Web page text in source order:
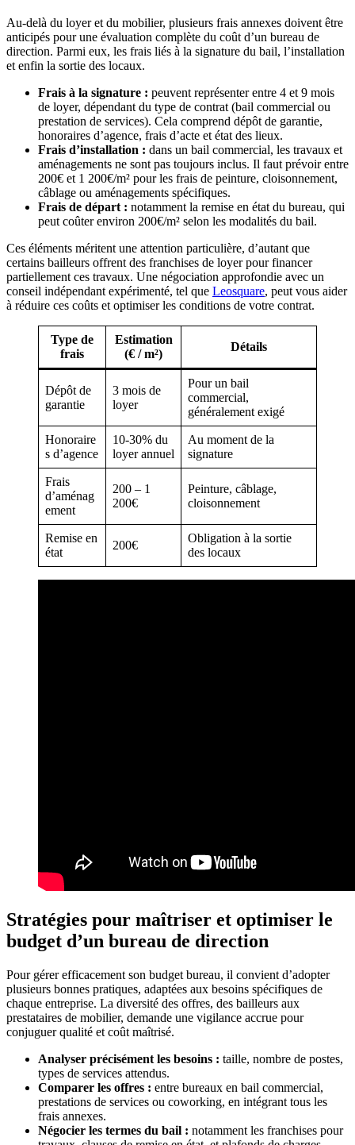
Au-delà du loyer et du mobilier, plusieurs frais annexes doivent être
anticipés pour une évaluation complète du coût d’un bureau de
direction. Parmi eux, les frais liés à la signature du bail, l’installation
et enfin la sortie des locaux.
Frais à la signature : peuvent représenter entre 4 et 9 mois
de loyer, dépendant du type de contrat (bail commercial ou
prestation de services). Cela comprend dépôt de garantie,
honoraires d’agence, frais d’acte et état des lieux.
Frais d’installation : dans un bail commercial, les travaux et
aménagements ne sont pas toujours inclus. Il faut prévoir entre
200€ et 1 200€/m² pour les frais de peinture, cloisonnement,
câblage ou aménagements spécifiques.
Frais de départ : notamment la remise en état du bureau, qui
peut coûter environ 200€/m² selon les modalités du bail.
Ces éléments méritent une attention particulière, d’autant que
certains bailleurs offrent des franchises de loyer pour financer
partiellement ces travaux. Une négociation approfondie avec un
conseil indépendant expérimenté, tel que Leosquare, peut vous aider
à réduire ces coûts et optimiser les conditions de votre contrat.
Type de
frais
Estimation
(€ / m²)
Détails
Dépôt de
garantie
3 mois de
loyer
Pour un bail
commercial,
généralement exigé
Honoraire
s d’agence
10-30% du
loyer annuel
Au moment de la
signature
Frais
d’aménag
ement
200 – 1
200€
Peinture, câblage,
cloisonnement
Remise en
état
200€
Obligation à la sortie
des locaux
Stratégies pour maîtriser et optimiser le
budget d’un bureau de direction
Pour gérer efficacement son budget bureau, il convient d’adopter
plusieurs bonnes pratiques, adaptées aux besoins spécifiques de
chaque entreprise. La diversité des offres, des bailleurs aux
prestataires de mobilier, demande une vigilance accrue pour
conjuguer qualité et coût maîtrisé.
Analyser précisément les besoins : taille, nombre de postes,
types de services attendus.
Comparer les offres : entre bureaux en bail commercial,
prestations de services ou coworking, en intégrant tous les
frais annexes.
Négocier les termes du bail : notamment les franchises pour